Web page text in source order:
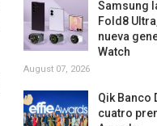
Samsung
Fold8
nueva
Watch
August 07, 2026
Qik Banco
cuatro